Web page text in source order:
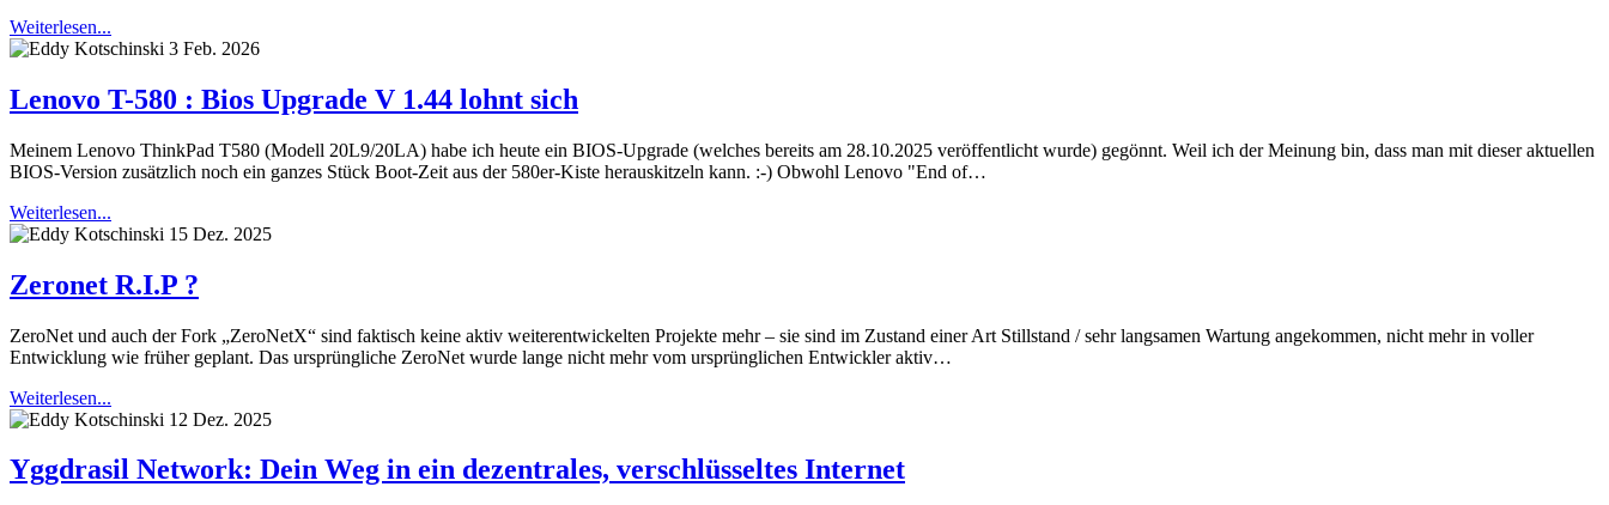
Weiterlesen...
3 Feb. 2026
Lenovo T-580 : Bios Upgrade V 1.44 lohnt sich
Meinem Lenovo ThinkPad T580 (Modell 20L9/20LA) habe ich heute ein BIOS-Upgrade (welches bereits am 28.10.2025 veröffentlicht wurde) gegönnt. Weil ich der Meinung bin, dass man mit dieser aktuellen
BIOS-Version zusätzlich noch ein ganzes Stück Boot-Zeit aus der 580er-Kiste herauskitzeln kann. :-) Obwohl Lenovo "End of…
Weiterlesen...
15 Dez. 2025
Zeronet R.I.P ?
ZeroNet und auch der Fork „ZeroNetX“ sind faktisch keine aktiv weiterentwickelten Projekte mehr – sie sind im Zustand einer Art Stillstand / sehr langsamen Wartung angekommen, nicht mehr in voller
Entwicklung wie früher geplant. Das ursprüngliche ZeroNet wurde lange nicht mehr vom ursprünglichen Entwickler aktiv…
Weiterlesen...
12 Dez. 2025
Yggdrasil Network: Dein Weg in ein dezentrales, verschlüsseltes Internet